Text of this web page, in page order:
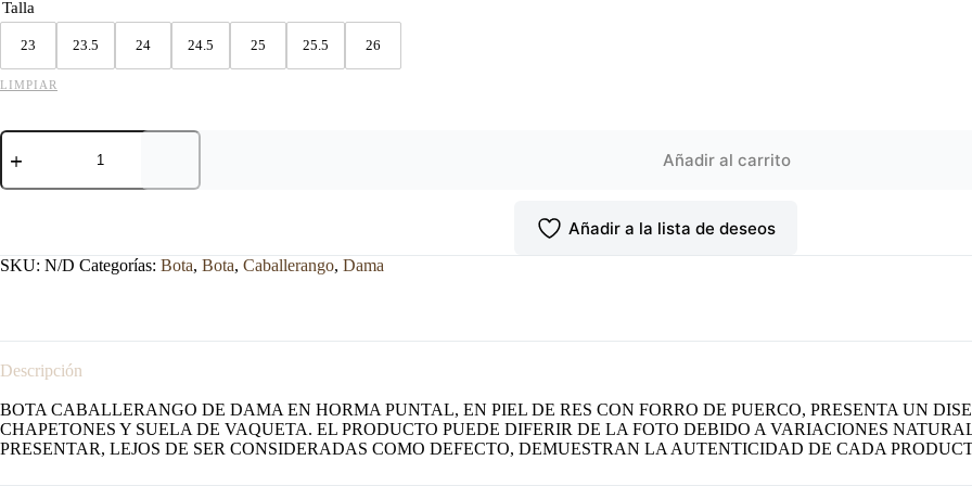
Talla
23 23.5 24 24.5 25 25.5 26
LIMPIAR
BOTA
CABALLERANGO
DAMA
cantidad
Añadir al carrito
Añadir a la lista de deseos
SKU: N/D Categorías: Bota, Bota, Caballerango, Dama
Descripción
BOTA CABALLERANGO DE DAMA EN HORMA PUNTAL, EN PIEL DE RES CON FORRO DE PUERCO, PRESENTA UN
CHAPETONES Y SUELA DE VAQUETA. EL PRODUCTO PUEDE DIFERIR DE LA FOTO DEBIDO A VARIACIONES
PRESENTAR, LEJOS DE SER CONSIDERADAS COMO DEFECTO, DEMUESTRAN LA AUTENTICIDAD DE CADA